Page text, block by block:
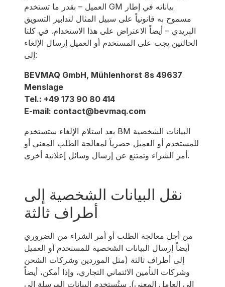
العميل – بقدر ما تستخدم GM بياناته في إطار
مسموح به قانونياً على سبيل المثال لتدابير التسويق
البريدي – أيضاً الاعتراض على هذا الاستخدام. في كلتا
الحالتين يجب على المستخدم أو العميل إرسال الإلغاء
إلى:
BEVMAQ GmbH, Mühlenhorst 8s 49637
Menslage
Tel.: +49 173 90 80 414
E-mail: contact@bevmaq.com
بعد استلام الإلغاء ستستخدم BM البيانات الشخصية
للمستخدم أو العميل حصرياً لمعالجة الطلب المعني أو
أمر الشراء وتمتنع عن إرسال وسائل إعلانية أخرى.
نقل البيانات الشخصية إلى
أطراف ثالثة
من أجل معالجة الطلب أو أمر الشراء من الضروري
أيضاً إرسال البيانات الشخصية للمستخدم أو العميل
إلى أطراف ثالثة (مثل الموردين وشركات الشحن
وشركات التأمين الائتماني التجاري، وإذا أمكن، أيضاً
إلى العامل المعني). ستُستخدم البيانات المرسلة إلى